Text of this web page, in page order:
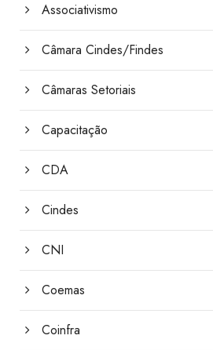
Associativismo
Câmara Cindes/Findes
Câmaras Setoriais
Capacitação
CDA
Cindes
CNI
Coemas
Coinfra